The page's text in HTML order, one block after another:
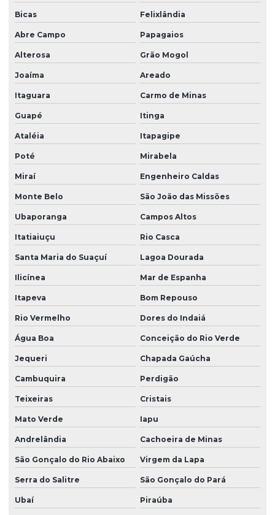
Bicas Felixlândia
Abre Campo Papagaios
Alterosa Grão Mogol
Joaíma Areado
Itaguara Carmo de Minas
Guapé Itinga
Ataléia Itapagipe
Poté Mirabela
Miraí Engenheiro Caldas
Monte Belo São João das Missões
Ubaporanga Campos Altos
Itatiaiuçu Rio Casca
Santa Maria do Suaçuí Lagoa Dourada
Ilicínea Mar de Espanha
Itapeva Bom Repouso
Rio Vermelho Dores do Indaiá
Água Boa Conceição do Rio Verde
Jequeri Chapada Gaúcha
Cambuquira Perdigão
Teixeiras Cristais
Mato Verde Iapu
Andrelândia Cachoeira de Minas
São Gonçalo do Rio Abaixo Virgem da Lapa
Serra do Salitre São Gonçalo do Pará
Ubaí Piraúba